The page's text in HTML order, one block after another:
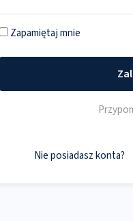
Zapamiętaj mnie
Nie posiadasz konta?